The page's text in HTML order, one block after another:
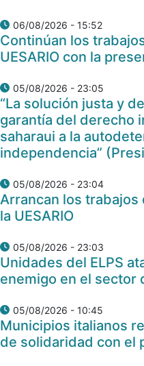
06/08/2026 - 15:52
Continúan los
UESARIO con la
05/08/2026 - 23:05
“La solución justa y
garantía del derecho
saharaui a la
independencia”
05/08/2026 - 23:04
Arrancan los
la UESARIO
05/08/2026 - 23:03
Unidades del ELPS
enemigo en el sector
05/08/2026 - 10:45
Municipios italianos
de solidaridad con el